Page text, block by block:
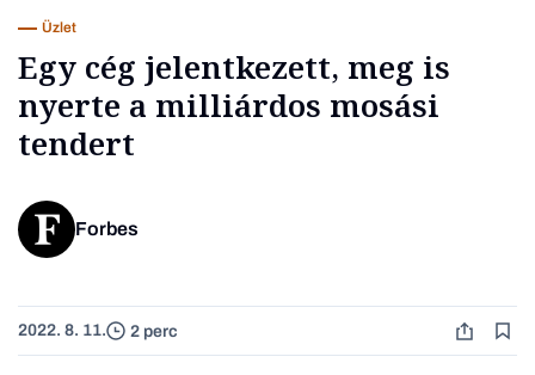
Üzlet
Egy cég jelentkezett, meg is
nyerte a milliárdos mosási
tendert
Forbes
2022. 8. 11. 2 perc